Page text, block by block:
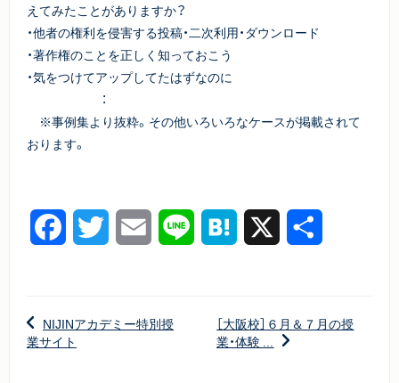
えてみたことがありますか？
・他者の権利を侵害する投稿・二次利用・ダウンロード
・著作権のことを正しく知っておこう
・気をつけてアップしてたはずなのに
：
※事例集より抜粋。その他いろいろなケースが掲載されて
おります。
FacebookTwitter Email Line Hatena X
NIJINアカデミー特別授
業サイト
［大阪校］６月＆７月の授
業・体験 ...